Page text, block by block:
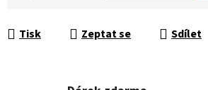
Tisk Zeptat se Sdílet